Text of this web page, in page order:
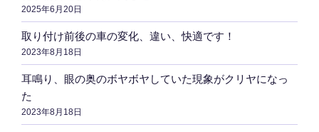
2025年6月20日
取り付け前後の車の変化、違い、快適です！
2023年8月18日
耳鳴り、眼の奥のボヤボヤしていた現象がクリヤになっ
た
2023年8月18日